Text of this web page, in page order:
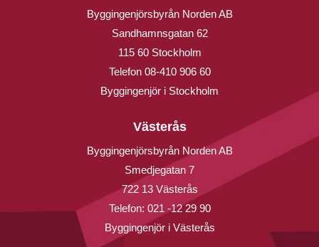
Byggingenjörsbyrån Norden AB
Sandhamnsgatan 62
115 60 Stockholm
Telefon 08-410 906 60
Byggingenjör i Stockholm
Västerås
Byggingenjörsbyrån Norden AB
Smedjegatan 7
722 13 Västerås
Telefon: 021 -12 29 90
Byggingenjör i Västerås